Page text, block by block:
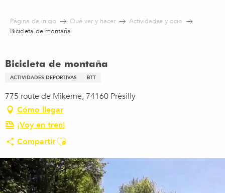
contenu
Página de inicio Qué ver y hacer
Actividades y ocio
Bicicleta de montaña
Bicicleta de montaña
ACTIVIDADES DEPORTIVAS BTT
775 route de Mikerne, 74160 Présilly
Cómo llegar
¡Voy en tren!
CompartirAjouter aux favoris